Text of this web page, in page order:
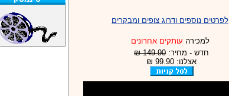
לפרטים נוספים ודרוג צופים ומבקרים
למכירה עותקים אחרונים
חדש - מחיר: 149.90 ₪
אצלנו: 99.90 ₪